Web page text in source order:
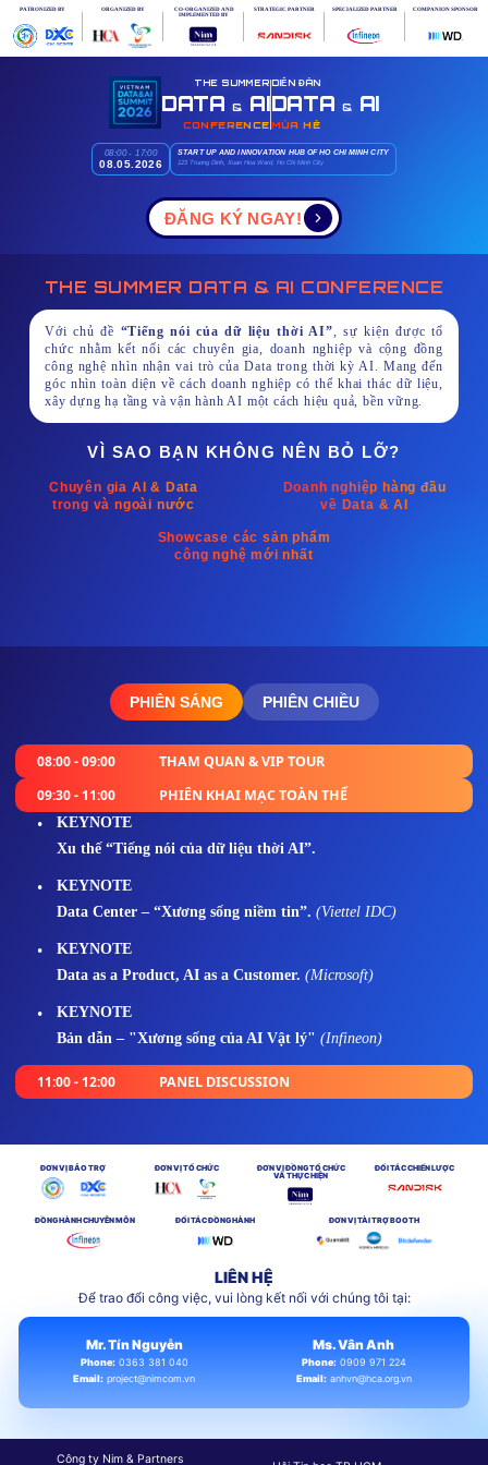
PATRONIZED BY ORGANIZED BY
CO-ORGANIZED AND
IMPLEMENTED BY
STRATEGIC PARTNER SPECIALIZED PARTNER COMPANION SPONSOR
THE SUMMER
DATA & AI
CONFERENCE
DIỄN ĐÀN
DATA & AI
MÙA HÈ
08:00 - 17:00
08.05.2026
START UP AND INNOVATION HUB OF HO CHI MINH CITY
123 Truong Dinh, Xuan Hoa Ward, Ho Chi Minh City
ĐĂNG KÝ NGAY!
THE SUMMER DATA & AI CONFERENCE
Với chủ đề “Tiếng nói của dữ liệu thời AI”, sự kiện được tổ
chức nhằm kết nối các chuyên gia, doanh nghiệp và cộng đồng
công nghệ nhìn nhận vai trò của Data trong thời kỳ AI. Mang đến
góc nhìn toàn diện về cách doanh nghiệp có thể khai thác dữ liệu,
xây dựng hạ tầng và vận hành AI một cách hiệu quả, bền vững.
VÌ SAO BẠN KHÔNG NÊN BỎ LỠ?
Chuyên gia AI & Data
trong và ngoài nước
Doanh nghiệp hàng đầu
về Data & AI
Showcase các sản phẩm
công nghệ mới nhất
PHIÊN SÁNG PHIÊN CHIỀU
08:00 - 09:00
THAM QUAN & VIP TOUR
09:30 - 11:00
PHIÊN KHAI MẠC TOÀN THỂ
KEYNOTE
Xu thế “Tiếng nói của dữ liệu thời AI”.
KEYNOTE
Data Center – “Xương sống niềm tin”. (Viettel IDC)
KEYNOTE
Data as a Product, AI as a Customer. (Microsoft)
KEYNOTE
Bản dẫn – "Xương sống của AI Vật lý" (Infineon)
11:00 - 12:00 PANEL DISCUSSION
ĐƠN VỊ BẢO TRỢ ĐƠN VỊ TỔ CHỨC ĐƠN VỊ ĐỒNG TỔ CHỨC
VÀ THỰC HIỆN
ĐỐI TÁC CHIẾN LƯỢC
ĐỒNG HÀNH CHUYÊN MÔN ĐỐI TÁC ĐỒNG HÀNH ĐƠN VỊ TÀI TRỢ BOOTH
LIÊN HỆ
Để trao đổi công việc, vui lòng kết nối với chúng tôi tại:
Mr. Tín Nguyễn
Phone:0363 381 040
Email: project@nimcom.vn
Ms. Vân Anh
Phone:0909 971 224
Email: anhvn@hca.org.vn
Công ty Nim & Partners